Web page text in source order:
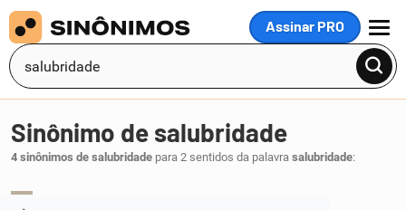
Assinar PRO
MENU
Sinônimo de salubridade
4 sinônimos de salubridade para 2 sentidos da palavra salubridade: